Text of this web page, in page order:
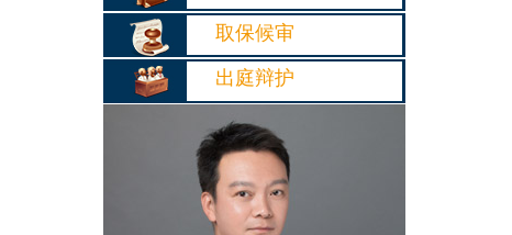
取保候审
出庭辩护